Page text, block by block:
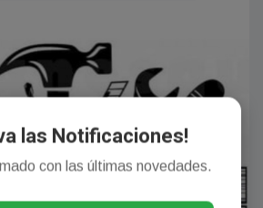
las Notificaciones!
con las últimas novedades.